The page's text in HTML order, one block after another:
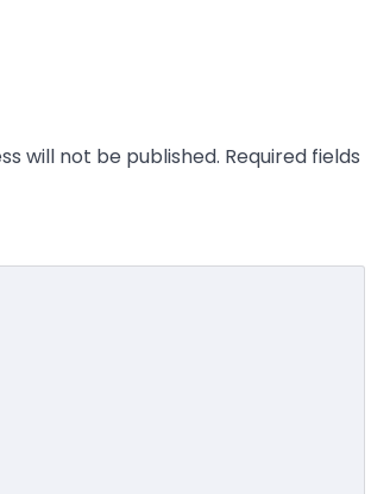
will not be published. Required fields